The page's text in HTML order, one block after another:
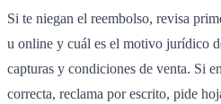
Si te niegan el reembolso, revisa
u online y cuál es el motivo jurídico
capturas y condiciones de venta. Si
correcta, reclama por escrito, pide